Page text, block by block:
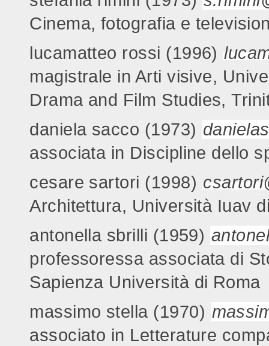
Cinema, fotografia e
lucamatteo rossi (1996)
magistrale in Arti visive,
Drama and Film Studies,
daniela sacco (1973)
associata in Discipline dello
cesare sartori (1998)
Architettura, Università Iuav
antonella sbrilli (1959)
professoressa associata di
Sapienza Università di Roma
massimo stella (1970)
associato in Letterature